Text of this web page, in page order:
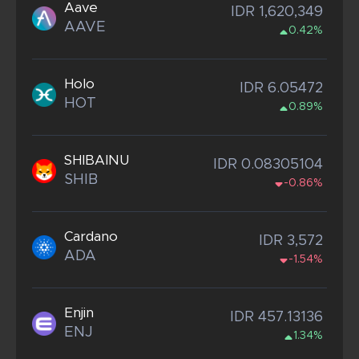
Aave
AAVE
IDR 1,620,349
0.42%
Holo
HOT
IDR 6.05472
0.89%
SHIBAINU
SHIB
IDR 0.08305104
-0.86%
Cardano
ADA
IDR 3,572
-1.54%
Enjin
ENJ
IDR 457.13136
1.34%